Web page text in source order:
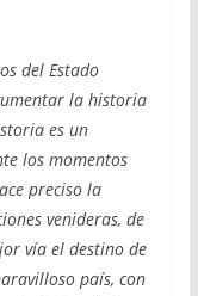
del Estado
la historia
es un
los momentos
preciso la
venideras, de
vía el destino de
país, con